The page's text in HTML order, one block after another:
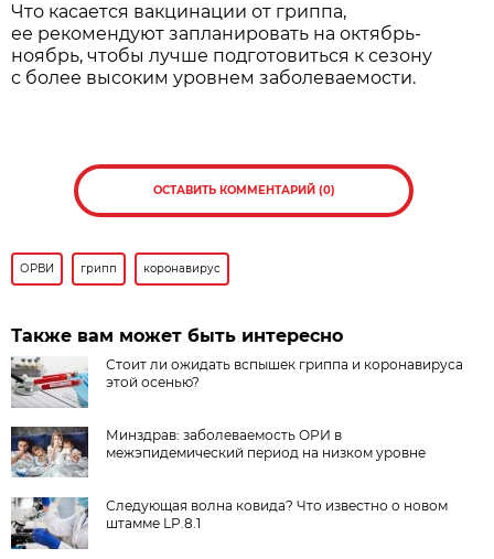
Что касается вакцинации от гриппа,
ее рекомендуют запланировать на октябрь-
ноябрь, чтобы лучше подготовиться к сезону
с более высоким уровнем заболеваемости.
ОСТАВИТЬ КОММЕНТАРИЙ (0)
ОРВИ грипп коронавирус
Также вам может быть интересно
Стоит ли ожидать вспышек гриппа и коронавируса
этой осенью?
Минздрав: заболеваемость ОРИ в
межэпидемический период на низком уровне
Следующая волна ковида? Что известно о новом
штамме LP.8.1